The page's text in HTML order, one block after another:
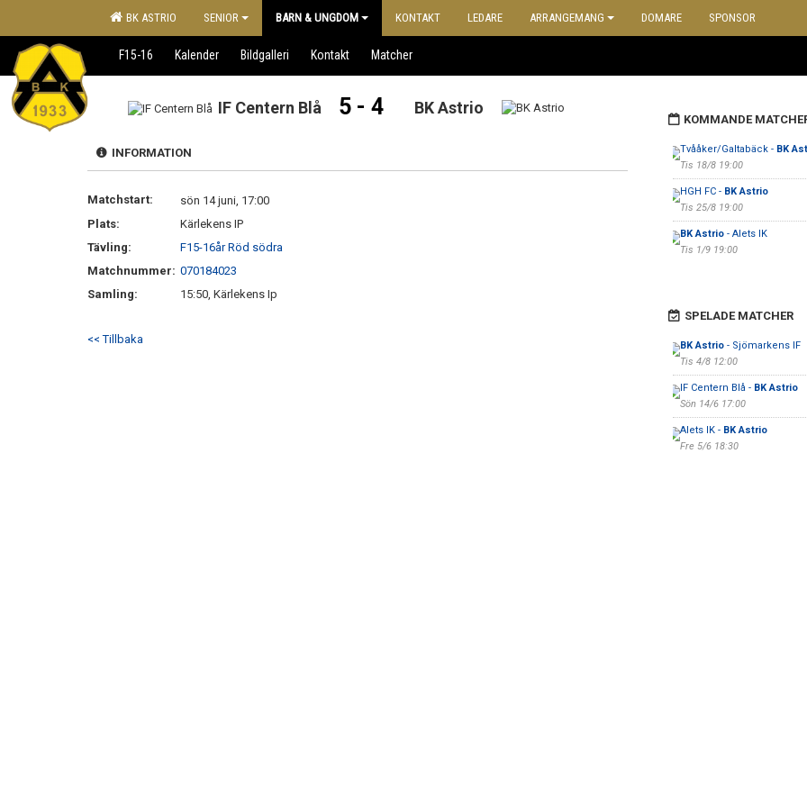
BK ASTRIO SENIOR BARN & UNGDOM KONTAKT LEDARE ARRANGEMANG DOMARE SPONSOR
F15-16 Kalender Bildgalleri Kontakt Matcher
IF Centern Blå 5 - 4 BK Astrio
INFORMATION
Matchstart:
sön 14 juni, 17:00
Plats:
Kärlekens IP
Tävling:
F15-16år Röd södra
Matchnummer: 070184023
Samling:
15:50, Kärlekens Ip
<< Tillbaka
KOMMANDE
Tvååker/Galtabäck - BK
Tis 18/8 19:00
HGH FC - BK Astrio
Tis 25/8 19:00
BK Astrio- Alets IK
Tis 1/9 19:00
SPELADE MATCHER
BK Astrio- Sjömarkens IF
Tis 4/8 12:00
IF Centern Blå - BK Astrio
Sön 14/6 17:00
Alets IK - BK Astrio
Fre 5/6 18:30